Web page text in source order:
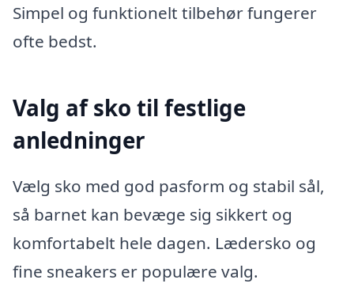
Simpel og funktionelt tilbehør fungerer
ofte bedst.
Valg af sko til festlige
anledninger
Vælg sko med god pasform og stabil sål,
så barnet kan bevæge sig sikkert og
komfortabelt hele dagen. Lædersko og
fine sneakers er populære valg.